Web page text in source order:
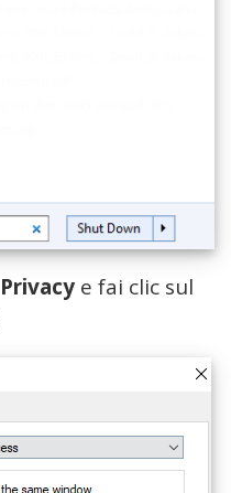
Privacy e fai clic sul